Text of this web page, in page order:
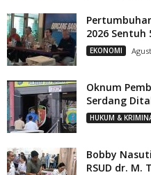
2026 Sentuh
EKONOMI
Oknum
Serdang
HUKUM &
Bobby
RSUD dr. M.